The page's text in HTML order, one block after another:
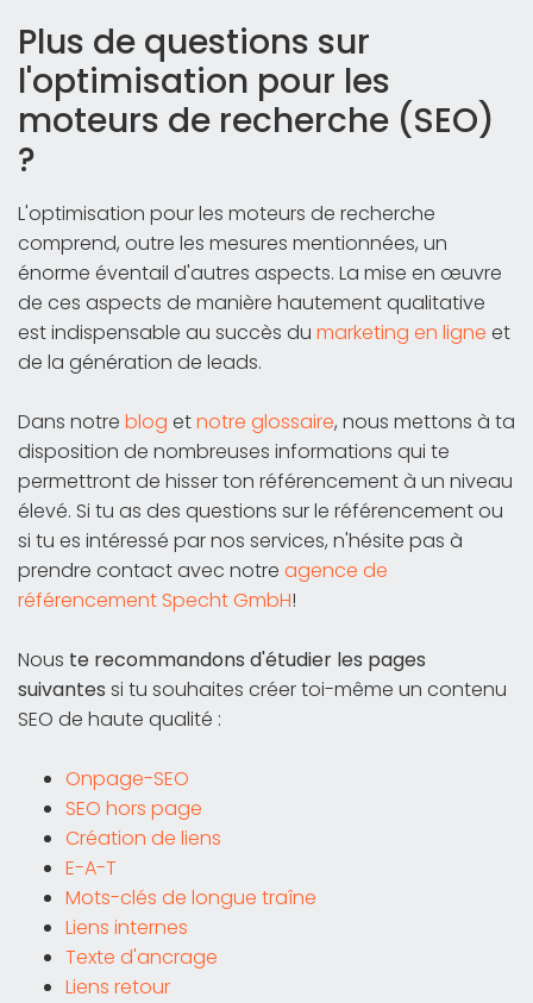
Plus de questions sur
l'optimisation pour les
moteurs de recherche (SEO)
?
L'optimisation pour les moteurs de recherche
comprend, outre les mesures mentionnées, un
énorme éventail d'autres aspects. La mise en œuvre
de ces aspects de manière hautement qualitative
est indispensable au succès du marketing en ligne et
de la génération de leads.
Dans notre blog etnotre glossaire, nous mettons à ta
disposition de nombreuses informations qui te
permettront de hisser ton référencement à un niveau
élevé. Si tu as des questions sur le référencement ou
si tu es intéressé par nos services, n'hésite pas à
prendre contact avec notre agence de
référencement Specht GmbH!
Nous te recommandons d'étudier les pages
suivantes si tu souhaites créer toi-même un contenu
SEO de haute qualité :
Onpage-SEO
SEO hors page
Création de liens
E-A-T
Mots-clés de longue traîne
Liens internes
Texte d'ancrage
Liens retour